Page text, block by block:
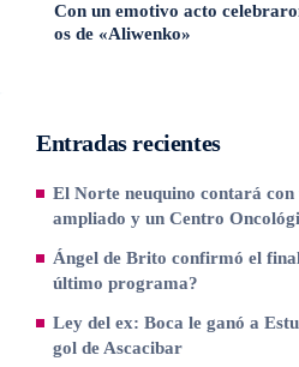
Con un emotivo acto
os de «Aliwenko»
Entradas recientes
El Norte neuquino contará
ampliado y un Centro
Ángel de Brito confirmó el
último programa?
Ley del ex: Boca le ganó a
gol de Ascacibar